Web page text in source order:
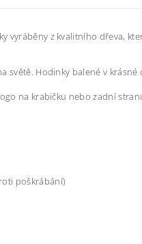
vyráběny z kvalitního dřeva,
Hodinky balené v krásné
na krabičku nebo zadní
poškrábání)